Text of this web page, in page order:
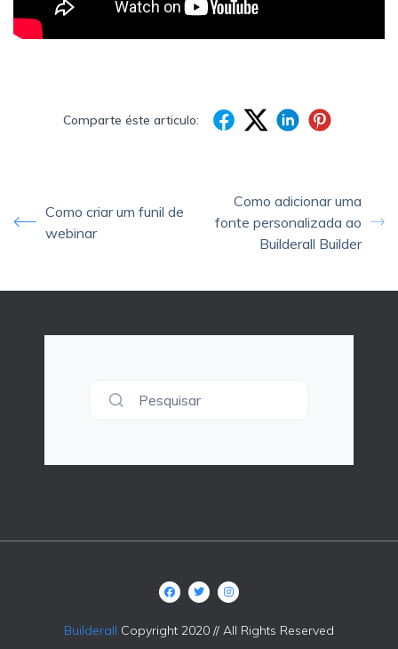
Comparte éste articulo:
Como criar um funil de
webinar
Como adicionar uma
fonte personalizada ao
Builderall Builder
Pesquisar
Builderall Copyright 2020 // All Rights Reserved